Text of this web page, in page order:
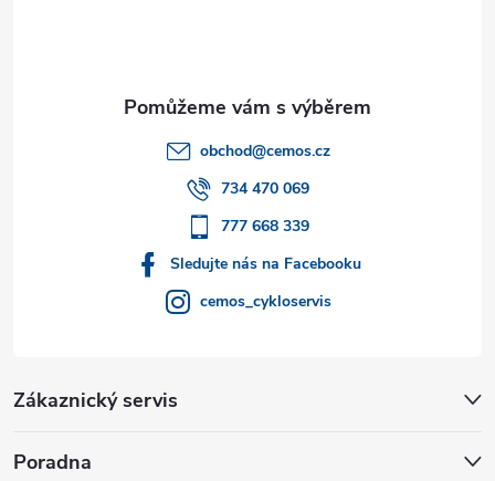
obchod@cemos.cz
734 470 069
777 668 339
Sledujte nás na Facebooku
cemos_cykloservis
Zákaznický servis
Poradna